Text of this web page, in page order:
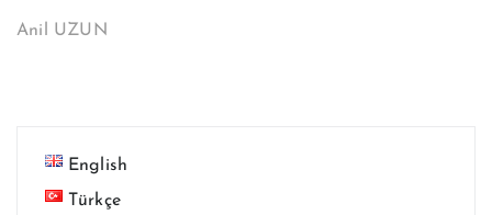
Anil UZUN
English
Türkçe